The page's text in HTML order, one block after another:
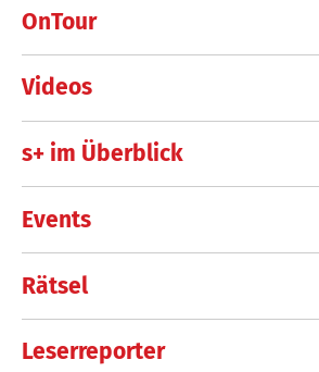
OnTour
Videos
s+ im Überblick
Events
Rätsel
Leserreporter